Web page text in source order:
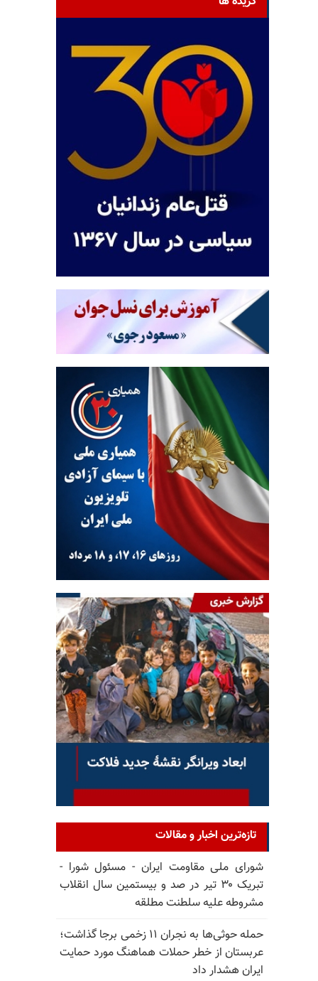
تازه‌ترین اخبار و مقالات
شورای ملی مقاومت ایران - مسئول شورا -
تبریک ۳۰ تیر در صد و بیستمین سال انقلاب
مشروطه علیه سلطنت مطلقه
حمله حوثی‌ها به نجران ۱۱ زخمی برجا گذاشت؛
عربستان از خطر حملات هماهنگ مورد حمایت
ایران هشدار داد